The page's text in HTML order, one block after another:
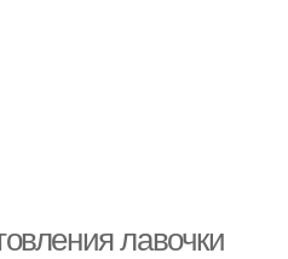
лавочки